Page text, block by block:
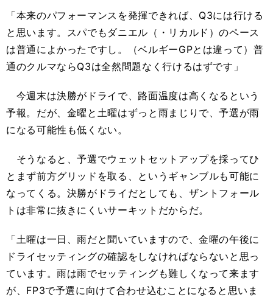
「本来のパフォーマンスを発揮できれば、Q3には行ける
と思います。スパでもダニエル（・リカルド）のペース
は普通によかったですし。（ベルギーGPとは違って）普
通のクルマならQ3は全然問題なく行けるはずです」
今週末は決勝がドライで、路面温度は高くなるという
予報。だが、金曜と土曜はずっと雨まじりで、予選が雨
になる可能性も低くない。
そうなると、予選でウェットセットアップを採ってひ
とまず前方グリッドを取る、というギャンブルも可能に
なってくる。決勝がドライだとしても、ザントフォール
トは非常に抜きにくいサーキットだからだ。
「土曜は一日、雨だと聞いていますので、金曜の午後に
ドライセッティングの確認をしなければならないと思っ
ています。雨は雨でセッティングも難しくなって来ます
が、FP3で予選に向けて合わせ込むことになると思いま